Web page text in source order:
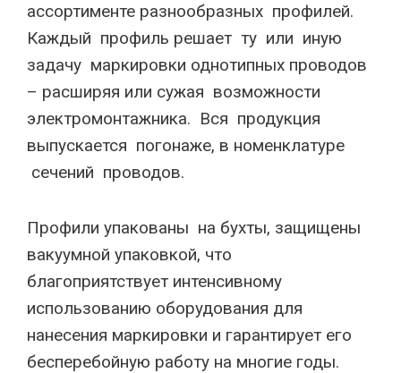
ассортименте разнообразных профилей.
Каждый профиль решает ту или иную
задачу маркировки однотипных проводов
– расширяя или сужая возможности
электромонтажника. Вся продукция
выпускается погонаже, в номенклатуре
сечений проводов.
Профили упакованы на бухты, защищены
вакуумной упаковкой, что
благоприятствует интенсивному
использованию оборудования для
нанесения маркировки и гарантирует его
бесперебойную работу на многие годы.